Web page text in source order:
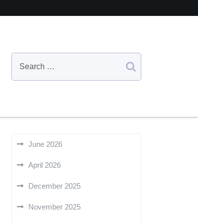
June 2026
April 2026
December 2025
November 2025